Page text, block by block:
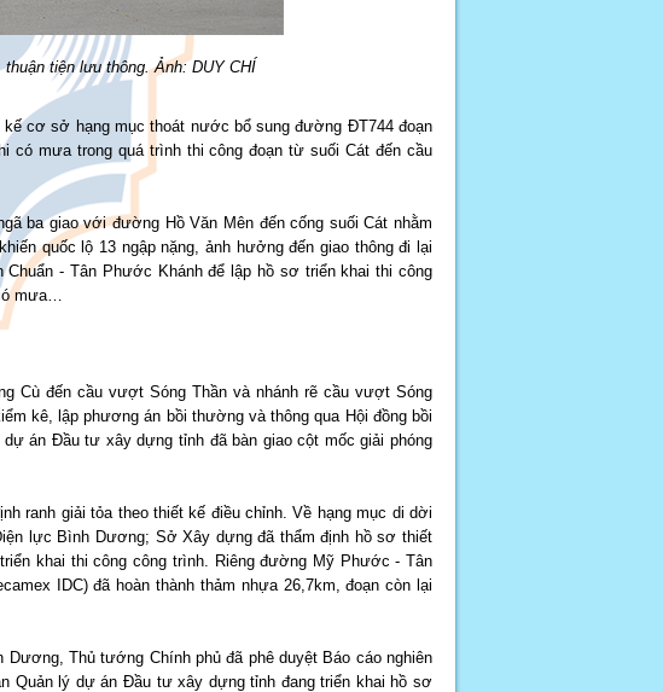
tiện lưu thông. Ảnh: DUY CHÍ
cơ sở hạng mục thoát nước bổ sung đường ĐT744 đoạn
có mưa trong quá trình thi công đoạn từ suối Cát đến cầu
ba giao với đường Hồ Văn Mên đến cống suối Cát nhằm
quốc lộ 13 ngập nặng, ảnh hưởng đến giao thông đi lại
- Tân Phước Khánh để lập hồ sơ triển khai thi công
mưa…
Cù đến cầu vượt Sóng Thần và nhánh rẽ cầu vượt Sóng
kê, lập phương án bồi thường và thông qua Hội đồng bồi
án Đầu tư xây dựng tỉnh đã bàn giao cột mốc giải phóng
ranh giải tỏa theo thiết kế điều chỉnh. Về hạng mục di dời
lực Bình Dương; Sở Xây dựng đã thẩm định hồ sơ thiết
khai thi công công trình. Riêng đường Mỹ Phước - Tân
IDC) đã hoàn thành thảm nhựa 26,7km, đoạn còn lại
Thủ tướng Chính phủ đã phê duyệt Báo cáo nghiên
Quản lý dự án Đầu tư xây dựng tỉnh đang triển khai hồ sơ